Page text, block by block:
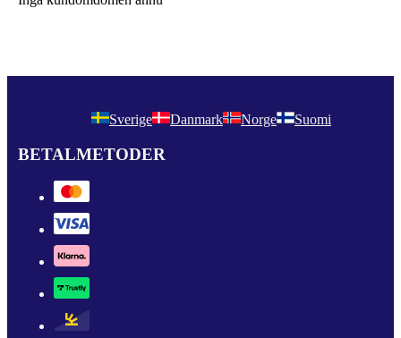
Sverige Danmark Norge Suomi
BETALMETODER